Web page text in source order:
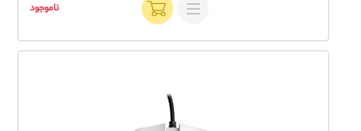
ناموجود